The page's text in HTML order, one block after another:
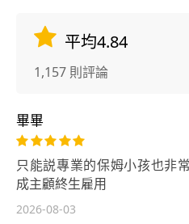
平均4.84
1,157 則評論
畢畢
只能説專業的保姆小孩也非
成主顧終生雇用
2026-08-03